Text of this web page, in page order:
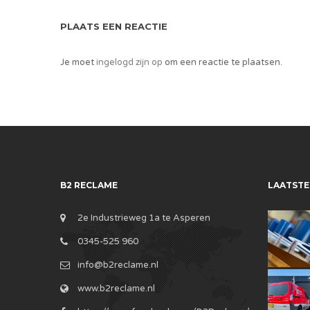
PLAATS EEN REACTIE
Je moetingelogd zijn op om een reactie te plaatsen.
B2 RECLAME
2e Industrieweg 1a te Asperen
0345-525 960
info@b2reclame.nl
www.b2reclame.nl